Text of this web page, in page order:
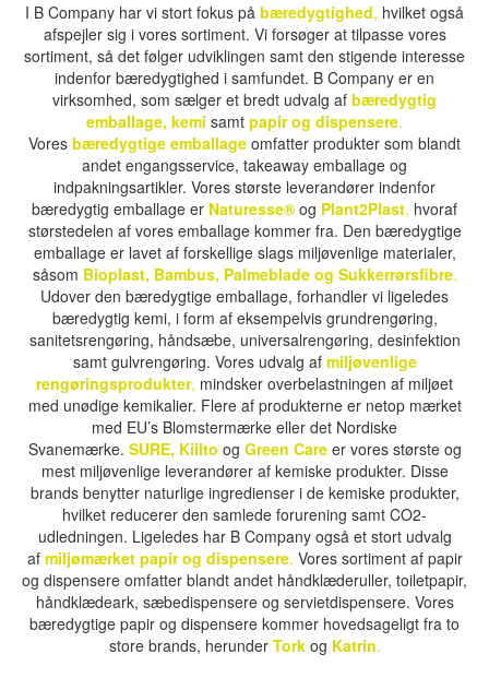
I B Company har vi stort fokus på bæredygtighed, hvilket også
afspejler sig i vores sortiment. Vi forsøger at tilpasse vores
sortiment, så det følger udviklingen samt den stigende interesse
indenfor bæredygtighed i samfundet. B Company er en
virksomhed, som sælger et bredt udvalg af bæredygtig
emballage, kemi samt papir og dispensere.
Vores bæredygtige emballage omfatter produkter som blandt
andet engangsservice, takeaway emballage og
indpakningsartikler. Vores største leverandører indenfor
bæredygtig emballage er Naturesse® og Plant2Plast, hvoraf
størstedelen af vores emballage kommer fra. Den bæredygtige
emballage er lavet af forskellige slags miljøvenlige materialer,
såsom Bioplast, Bambus, Palmeblade og Sukkerrørsfibre.
Udover den bæredygtige emballage, forhandler vi ligeledes
bæredygtig kemi, i form af eksempelvis grundrengøring,
sanitetsrengøring, håndsæbe, universalrengøring, desinfektion
samt gulvrengøring. Vores udvalg af miljøvenlige
rengøringsprodukter, mindsker overbelastningen af miljøet
med unødige kemikalier. Flere af produkterne er netop mærket
med EU’s Blomstermærke eller det Nordiske
Svanemærke. SURE, Kiilto og Green Career vores største og
mest miljøvenlige leverandører af kemiske produkter. Disse
brands benytter naturlige ingredienser i de kemiske produkter,
hvilket reducerer den samlede forurening samt CO2-
udledningen. Ligeledes har B Company også et stort udvalg
af miljømærket papir og dispensere. Vores sortiment af papir
og dispensere omfatter blandt andet håndklæderuller, toiletpapir,
håndklædeark, sæbedispensere og servietdispensere. Vores
bæredygtige papir og dispensere kommer hovedsageligt fra to
store brands, herunder Torkog Katrin.